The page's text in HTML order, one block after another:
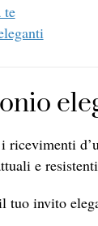
te
e
tuo invito